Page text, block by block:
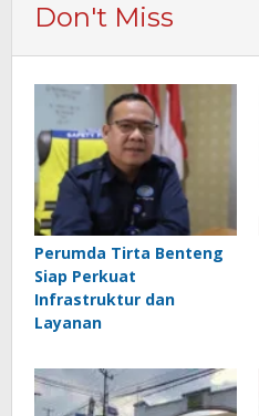
Don't Miss
Perumda Tirta Benteng
Siap Perkuat
Infrastruktur dan
Layanan